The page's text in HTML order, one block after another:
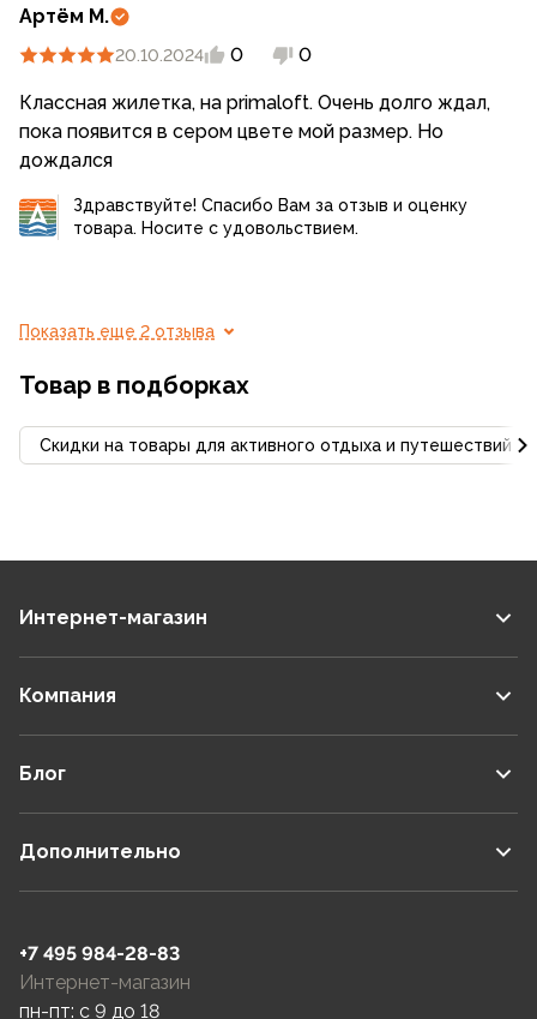
Артём М.
20.10.2024 0 0
Классная жилетка, на primaloft. Очень долго ждал,
пока появится в сером цвете мой размер. Но
дождался
Здравствуйте! Спасибо Вам за отзыв и оценку
товара. Носите с удовольствием.
Показать еще 2 отзыва
Товар в подборках
Скидки на товары для активного отдыха и путешествий
Интернет-магазин
Компания
Блог
Дополнительно
+7 495 984-28-83
Интернет-магазин
пн-пт: c 9 до 18